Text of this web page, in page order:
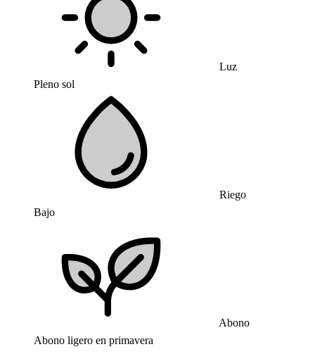
Luz
Pleno sol
Riego
Bajo
Abono
Abono ligero en primavera